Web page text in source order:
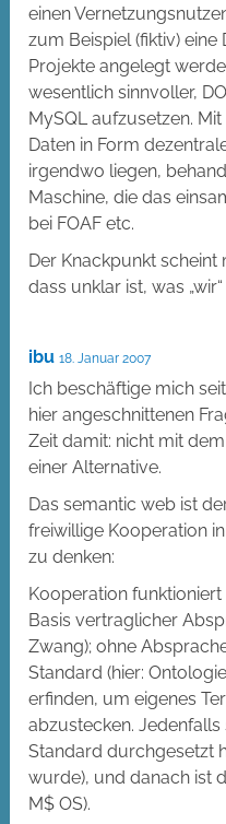
einen
zum Beispiel (fiktiv)
Projekte angelegt
wesentlich sinnvoller,
MySQL aufzusetzen.
Daten in Form
irgendwo liegen,
Maschine, die das
bei FOAF etc.
Der Knackpunkt
dass unklar ist, was
ibu 18. Januar 2007
Ich beschäftige mich
hier angeschnittenen
Zeit damit: nicht mit
einer Alternative.
Das semantic web ist
freiwillige Kooperation
zu denken:
Kooperation
Basis vertraglicher
Zwang); ohne
Standard (hier:
erfinden, um eigenes
abzustecken.
Standard durchgesetzt
wurde), und danach ist
M$ OS).